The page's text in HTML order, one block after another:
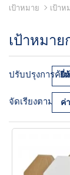
เป้าหมาย เป้าห
เป้าหมา
ปรับปรุงการค้น
ยี่
จัดเรียงตาม: